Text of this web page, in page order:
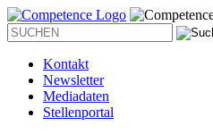
Kontakt
Newsletter
Mediadaten
Stellenportal